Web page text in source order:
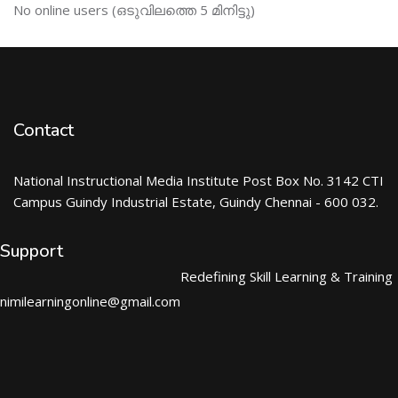
Skip ഓണ്‍ലയിന്‍ ഉപഭൊക്താക്കള്‍
No online users (ഒടുവിലത്തെ 5 മിനിട്ടു)
Contact
National Instructional Media Institute Post Box No. 3142 CTI
Campus Guindy Industrial Estate, Guindy Chennai - 600 032.
Support
nimilearningonline@gmail.com
Redefining Skill Learning & Training